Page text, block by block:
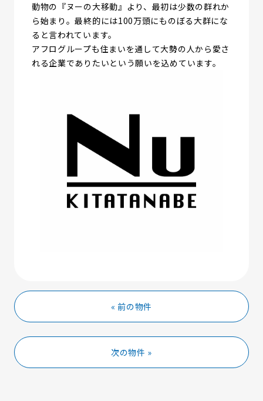
動物の『ヌーの大移動』より、最初は少数の群れか
ら始まり。最終的には100万頭にものぼる大群にな
ると言われています。
アフログループも住まいを通して大勢の人から愛さ
れる企業でありたいという願いを込めています。
« 前の物件
次の物件 »